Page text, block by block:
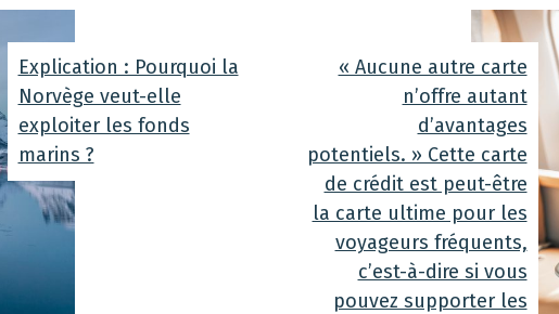
Explication : Pourquoi la
Norvège veut-elle
exploiter les fonds
marins ?
« Aucune autre carte
n’offre autant
d’avantages
potentiels. » Cette carte
de crédit est peut-être
la carte ultime pour les
voyageurs fréquents,
c’est-à-dire si vous
pouvez supporter les